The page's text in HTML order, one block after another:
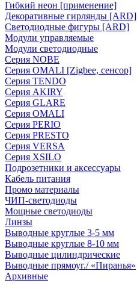
Гибкий неон [применение]
Декоративные гирлянды [ARD]
Светодиодные фигуры [ARD]
Модули управляемые
Модули светодиодные
Серия NOBE
Серия OMALI [Zigbee, сенсор]
Серия TENDO
Серия AKIRY
Серия GLARE
Серия OMALI
Серия PERIO
Серия PRESTO
Серия VERSA
Серия XSILO
Подрозетники и аксессуары
Кабель питания
Промо материалы
ЧИП-светодиоды
Мощные светодиоды
Линзы
Выводные круглые 3-5 мм
Выводные круглые 8-10 мм
Выводные цилиндрические
Выводные прямоуг./ «Пиранья»
Архивные